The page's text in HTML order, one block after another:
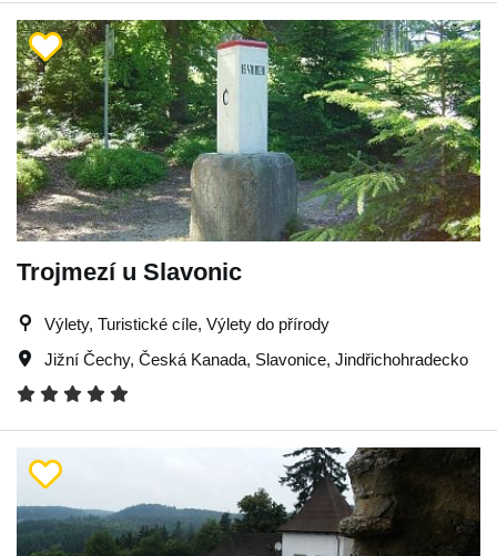
Trojmezí u Slavonic
Výlety, Turistické cíle, Výlety do přírody
Jižní Čechy, Česká Kanada, Slavonice, Jindřichohradecko